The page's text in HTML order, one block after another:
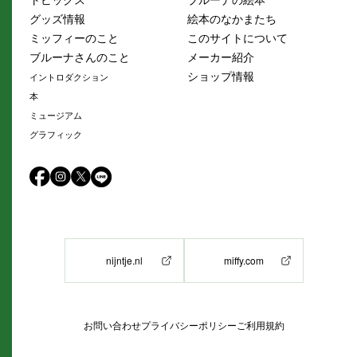
グッズ情報
ミッフィーのこと
ブルーナさんのこと
イントロダクション
本
ミュージアム
グラフィック
絵本のなかまたち
このサイトについて
メーカー紹介
ショップ情報
nijntje.nl miffy.com
お問い合わせプライバシーポリシーご利用規約